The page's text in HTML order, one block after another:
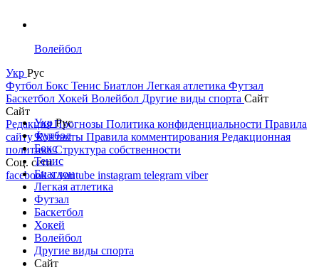
Волейбол
Укр Рус
Футбол Бокс Тенис Биатлон Легкая атлетика Футзал
Баскетбол Хокей Волейбол Другие виды спорта Сайт
Сайт
РедакцияПрогнозы Политика конфиденциальности Правила
сайтуКонтакты Правила комментирования Редакционная
политикаСтруктура собственности
Соц. сети
facebookxyoutube instagram telegram viber
УкрРус
Футбол
Бокс
Тенис
Биатлон
Легкая атлетика
Футзал
Баскетбол
Хокей
Волейбол
Другие виды спорта
Сайт